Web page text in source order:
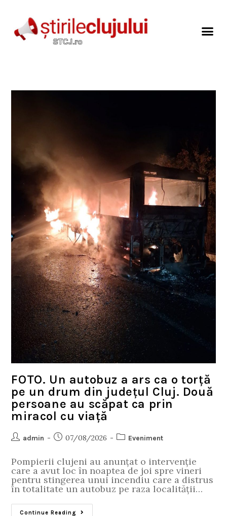
FOTO. Un autobuz a ars ca o torță
pe un drum din județul Cluj. Două
persoane au scăpat ca prin
miracol cu viață
admin 07/08/2026 Eveniment
Pompierii clujeni au anunțat o intervenție
care a avut loc în noaptea de joi spre vineri
pentru stingerea unui incendiu care a distrus
în totalitate un autobuz pe raza localității…
Continue Reading